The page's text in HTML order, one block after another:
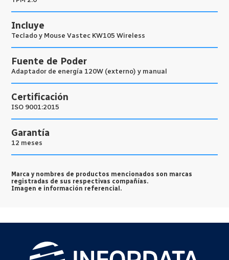
Incluye
Teclado y Mouse Vastec KW105 Wireless
Fuente de Poder
Adaptador de energía 120W (externo) y manual
Certificación
ISO 9001:2015
Garantía
12 meses
Marca y nombres de productos mencionados son marcas
registradas de sus respectivas compañías.
Imagen e información referencial.